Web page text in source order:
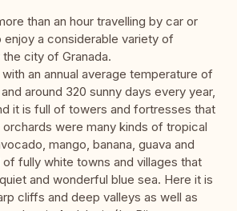
than an hour travelling by car or
a considerable variety of
city of Granada.
an annual average temperature of
around 320 sunny days every year,
it is full of towers and fortresses that
were many kinds of tropical
mango, banana, guava and
fully white towns and villages that
and wonderful blue sea. Here it is
cliffs and deep valleys as well as